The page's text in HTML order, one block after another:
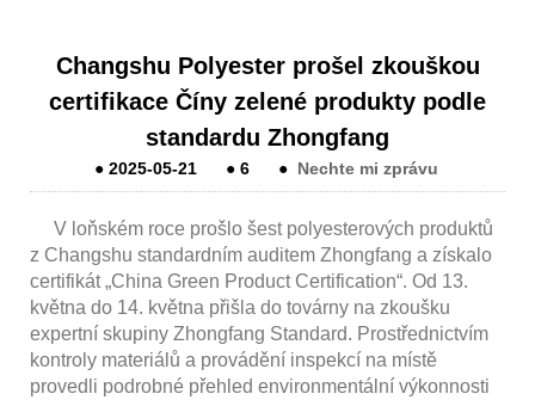
Changshu Polyester prošel zkouškou
certifikace Číny zelené produkty podle
standardu Zhongfang
●2025-05-21 ●6 ● Nechte mi zprávu
V loňském roce prošlo šest polyesterových produktů
z Changshu standardním auditem Zhongfang a získalo
certifikát „China Green Product Certification“. Od 13.
května do 14. května přišla do továrny na zkoušku
expertní skupiny Zhongfang Standard. Prostřednictvím
kontroly materiálů a provádění inspekcí na místě
provedli podrobné přehled environmentální výkonnosti